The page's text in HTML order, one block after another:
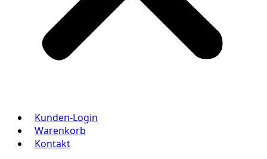
Kunden-Login
Warenkorb
Kontakt